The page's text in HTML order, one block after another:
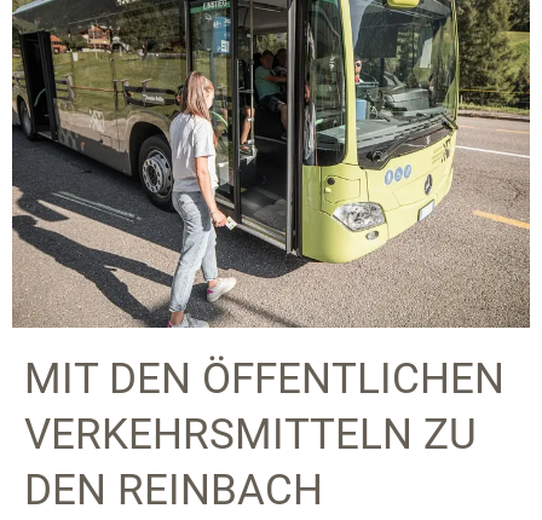
MIT DEN ÖFFENTLICHEN
VERKEHRSMITTELN ZU
DEN REINBACH